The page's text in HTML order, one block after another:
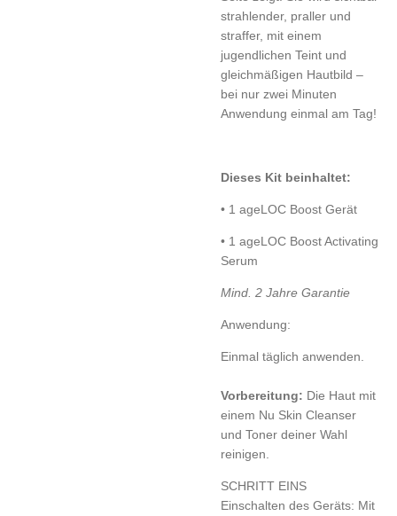
strahlender, praller und
straffer, mit einem
jugendlichen Teint und
gleichmäßigen Hautbild –
bei nur zwei Minuten
Anwendung einmal am Tag!
Dieses Kit beinhaltet:
• 1 ageLOC Boost Gerät
• 1 ageLOC Boost Activating
Serum
Mind. 2 Jahre Garantie
Anwendung:
Einmal täglich anwenden.
Vorbereitung: Die Haut mit
einem Nu Skin Cleanser
und Toner deiner Wahl
reinigen.
SCHRITT EINS
Einschalten des Geräts: Mit